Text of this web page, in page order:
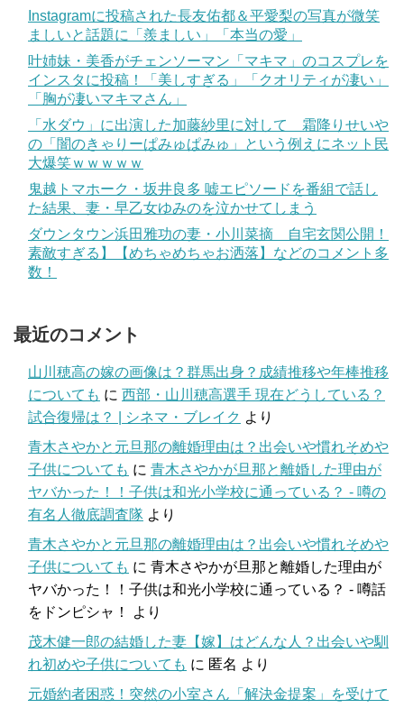
Instagramに投稿された長友佑都＆平愛梨の写真が微笑
ましいと話題に「羨ましい」「本当の愛」
叶姉妹・美香がチェンソーマン「マキマ」のコスプレを
インスタに投稿！「美しすぎる」「クオリティが凄い」
「胸が凄いマキマさん」
「水ダウ」に出演した加藤紗里に対して 霜降りせいや
の「闇のきゃりーぱみゅぱみゅ」という例えにネット民
大爆笑ｗｗｗｗｗ
鬼越トマホーク・坂井良多 嘘エピソードを番組で話し
た結果、妻・早乙女ゆみのを泣かせてしまう
ダウンタウン浜田雅功の妻・小川菜摘 自宅玄関公開！
素敵すぎる】【めちゃめちゃお洒落】などのコメント多
数！
最近のコメント
山川穂高の嫁の画像は？群馬出身？成績推移や年棒推移
についても に 西部・山川穂高選手 現在どうしている？
試合復帰は？ | シネマ・ブレイク より
青木さやかと元旦那の離婚理由は？出会いや慣れそめや
子供についても に 青木さやかが旦那と離婚した理由が
ヤバかった！！子供は和光小学校に通っている？ - 噂の
有名人徹底調査隊 より
青木さやかと元旦那の離婚理由は？出会いや慣れそめや
子供についても に 青木さやかが旦那と離婚した理由が
ヤバかった！！子供は和光小学校に通っている？ - 噂話
をドンピシャ！
より
茂木健一郎の結婚した妻【嫁】はどんな人？出会いや馴
れ初めや子供についても に 匿名 より
元婚約者困惑！突然の小室さん「解決金提案」を受けて